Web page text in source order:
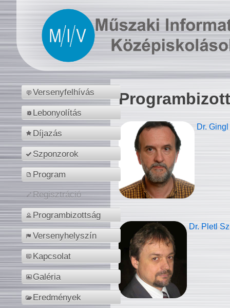
Versenyfelhívás
Lebonyolítás
Díjazás
Szponzorok
Program
Regisztráció
Programbizottság
Versenyhelyszín
Kapcsolat
Galéria
Eredmények
Dr.
Dr. Pletl